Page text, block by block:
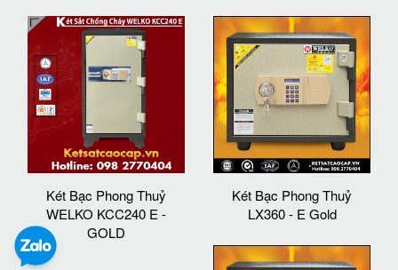
Két Bạc Phong Thuỷ
WELKO KCC240 E -
GOLD
Két Bạc Phong Thuỷ
LX360 - E Gold